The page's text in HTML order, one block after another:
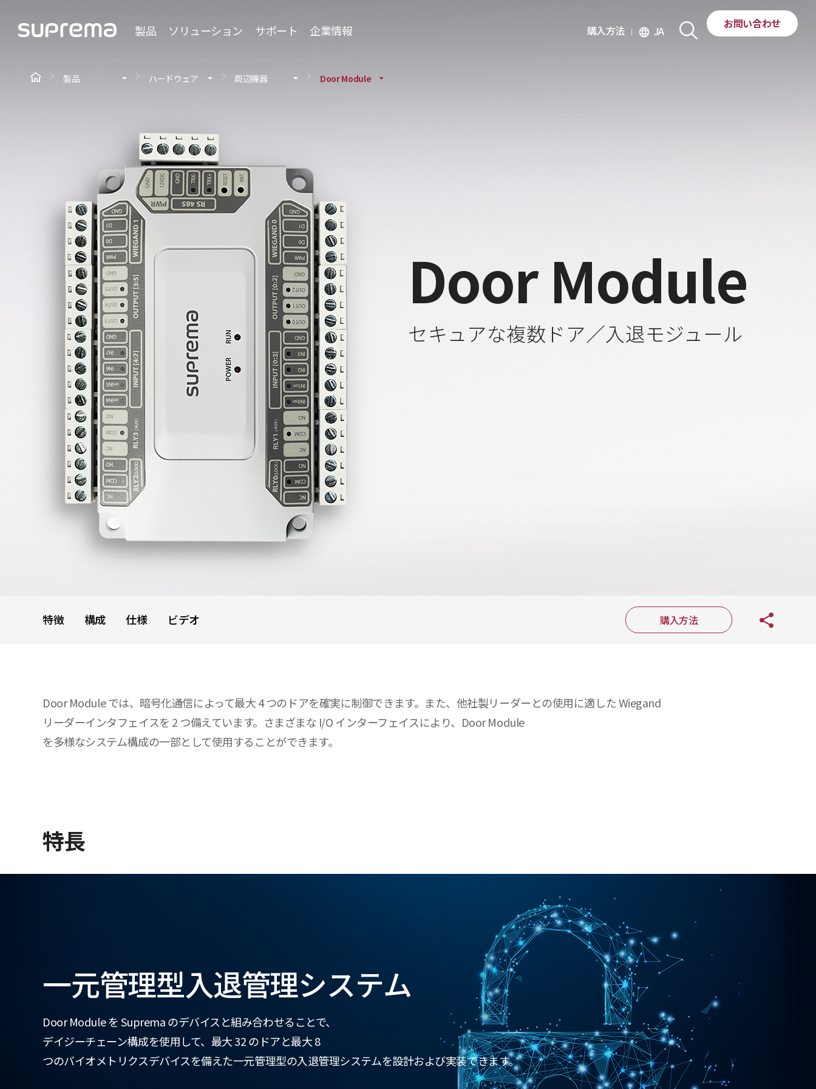
製品 ソリューション サポート 企業情報 購入方法 language JA
お問い合わせ
Door Module
セキュアな複数ドア／入退モジュール
製品 ハードウェア 周辺機器 Door Module
特徴 構成 仕様 ビデオ 購入方法
Door Module では、暗号化通信によって最大 4 つのドアを確実に制御できます。また、他社製リーダーとの使用に適した Wiegand
リーダーインタフェイスを 2 つ備えています。さまざまな I/O インターフェイスにより、Door Module
を多様なシステム構成の一部として使用することができます。
特長
一元管理型入退管理システム
Door Module を Suprema のデバイスと組み合わせることで、
デイジーチェーン構成を使用して、最大 32 のドアと最大 8
つのバイオメトリクスデバイスを備えた一元管理型の入退管理システムを設計および実装できます。